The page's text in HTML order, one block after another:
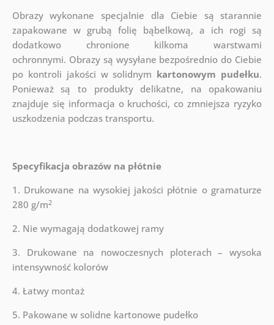
Obrazy wykonane specjalnie dla Ciebie są starannie
zapakowane w grubą folię bąbelkową, a ich rogi są
dodatkowo chronione kilkoma warstwami
ochronnymi. Obrazy są wysyłane bezpośrednio do Ciebie
po kontroli jakości w solidnym kartonowym pudełku.
Ponieważ są to produkty delikatne, na opakowaniu
znajduje się informacja o kruchości, co zmniejsza ryzyko
uszkodzenia podczas transportu.
Specyfikacja obrazów na płótnie
1. Drukowane na wysokiej jakości płótnie o gramaturze
280 g/m2
2. Nie wymagają dodatkowej ramy
3. Drukowane na nowoczesnych ploterach – wysoka
intensywność kolorów
4. Łatwy montaż
5. Pakowane w solidne kartonowe pudełko